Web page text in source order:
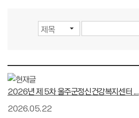
2026년 제 5차 울주군정신건강복지센터 ...
2026.05.22